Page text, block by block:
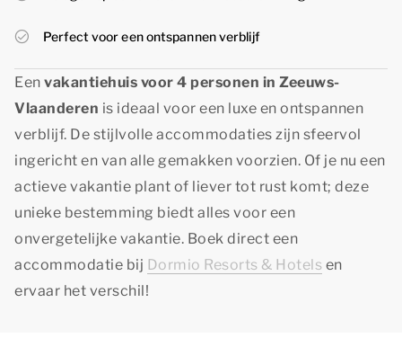
Perfect voor een ontspannen verblijf
Een vakantiehuis voor 4 personen in Zeeuws-
Vlaanderen is ideaal voor een luxe en ontspannen
verblijf. De stijlvolle accommodaties zijn sfeervol
ingericht en van alle gemakken voorzien. Of je nu een
actieve vakantie plant of liever tot rust komt; deze
unieke bestemming biedt alles voor een
onvergetelijke vakantie. Boek direct een
accommodatie bij Dormio Resorts & Hotels en
ervaar het verschil!